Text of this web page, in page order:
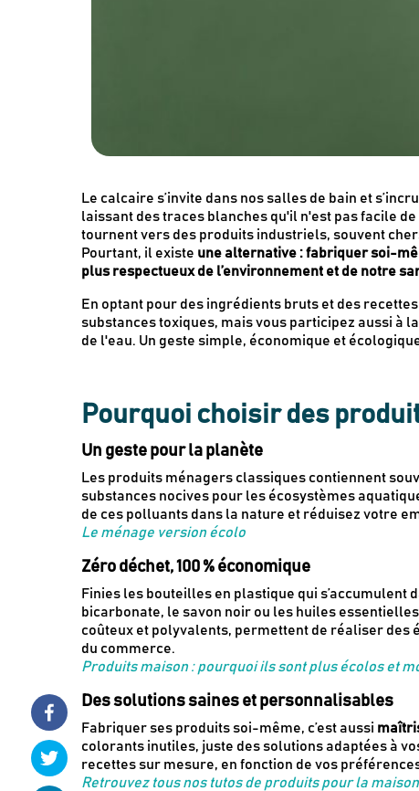
Le calcaire s’invite dans nos salles de bain et
laissant des traces blanches qu'il n'est pas facile
tournent vers des produits industriels, souvent
Pourtant, il existe une alternative : fabriquer soi-
plus respectueux de l’environnement et de notre
En optant pour des ingrédients bruts et des
substances toxiques, mais vous participez aussi à
de l'eau. Un geste simple, économique et
Pourquoi choisir des
Un geste pour la planète
Les produits ménagers classiques contiennent
substances nocives pour les écosystèmes
de ces polluants dans la nature et réduisez votre
Le ménage version écolo
Zéro déchet, 100 % économique
Finies les bouteilles en plastique qui s’accumulent
bicarbonate, le savon noir ou les huiles
coûteux et polyvalents, permettent de réaliser des
du commerce.
Produits maison : pourquoi ils sont plus écolos et
Des solutions saines et personnalisables
Fabriquer ses produits soi-même, c’est aussi
colorants inutiles, juste des solutions adaptées à
recettes sur mesure, en fonction de vos
Retrouvez tous nos tutos de produits pour la